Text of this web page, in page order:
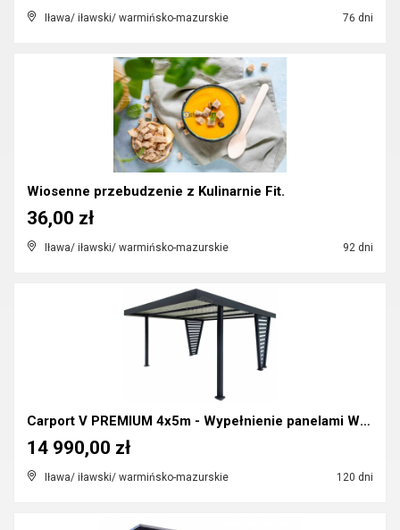
Iława/ iławski/ warmińsko-mazurskie 76 dni
Wiosenne przebudzenie z Kulinarnie Fit.
Iława/ iławski/ warmińsko-mazurskie 92 dni
36,00 zł
Carport V PREMIUM 4x5m - Wypełnienie panelami Wiat...
Iława/ iławski/ warmińsko-mazurskie 120 dni
14 990,00 zł